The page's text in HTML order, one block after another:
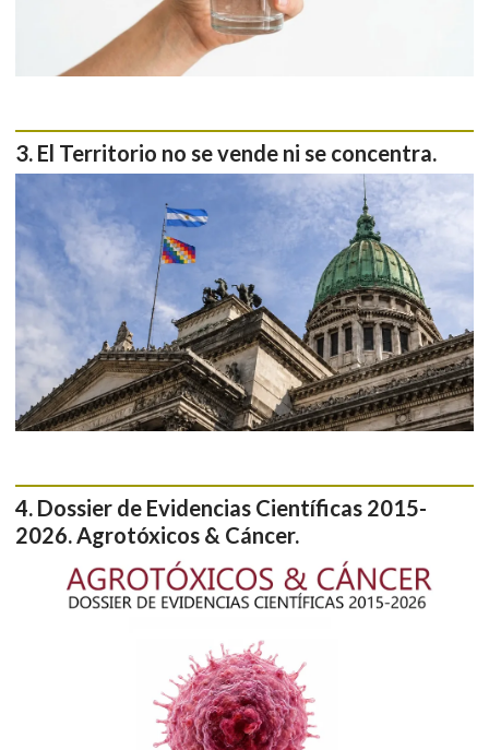
El Territorio no se vende ni se concentra.
Dossier de Evidencias Científicas 2015-
2026. Agrotóxicos & Cáncer.